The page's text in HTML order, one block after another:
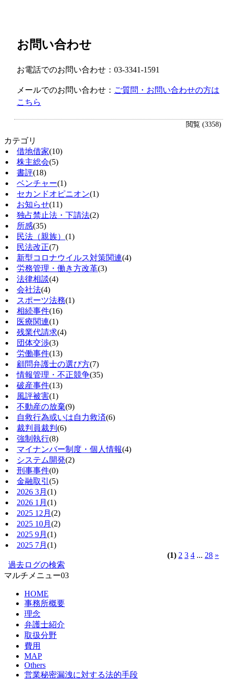
お問い合わせ
お電話でのお問い合わせ：03-3341-1591
メールでのお問い合わせ： ご質問・お問い合わせの方は
こちら
閲覧 (3358)
カテゴリ
借地借家(10)
株主総会(5)
書評(18)
ベンチャー(1)
セカンドオピニオン(1)
お知らせ(11)
独占禁止法・下請法(2)
所感(35)
民法（親族） (1)
民法改正(7)
新型コロナウイルス対策関連(4)
労務管理・働き方改革(3)
法律相談(4)
会社法(4)
スポーツ法務(1)
相続事件(16)
医療関連(1)
残業代請求(4)
団体交渉(3)
労働事件(13)
顧問弁護士の選び方(7)
情報管理・不正競争(35)
破産事件(13)
風評被害(1)
不動産の放棄(9)
自救行為或いは自力救済(6)
裁判員裁判 (6)
強制執行(8)
マイナンバー制度・個人情報(4)
システム開発(2)
刑事事件(0)
金融取引 (5)
2026 3月 (1)
2026 1月 (1)
2025 12月 (2)
2025 10月 (2)
2025 9月 (1)
2025 7月 (1)
(1) 2 3 4 ... 28 »
過去ログの検索
マルチメニュー03
HOME
事務所概要
理念
弁護士紹介
取扱分野
費用
MAP
Others
営業秘密漏洩に対する法的手段